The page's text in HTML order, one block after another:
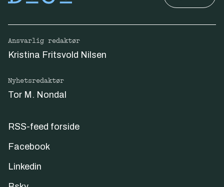
Ansvarlig redaktør
Kristina Fritsvold Nilsen
Nyhetsredaktør
Tor M. Nondal
RSS-feed forside
Facebook
Linkedin